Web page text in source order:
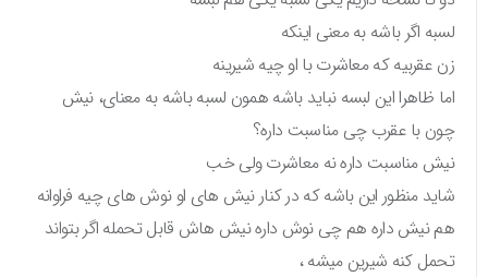
لسبه اگر باشه به معنی اینکه
زن عقربیه که معاشرت با او چیه شیرینه
اما ظاهرا این لبسه نباید باشه همون لسبه باشه به معنای، نیش
چون با عقرب چی مناسبت داره؟
نیش مناسبت داره نه معاشرت ولی خب
شاید منظور این باشه که در کنار نیش های او نوش های چیه فراوانه
هم نیش داره هم چی نوش داره نیش هاش قابل تحمله اگر بتواند
تحمل کنه شیرین میشه ،